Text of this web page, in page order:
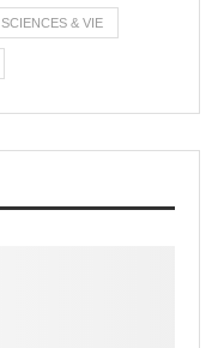
SCIENCES & VIE